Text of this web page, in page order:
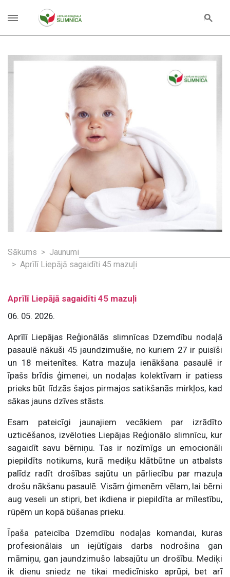
Sākums
Jaunumi
Aprīlī Liepājā sagaidīti 45 mazuļi
Aprīlī Liepājā sagaidīti 45 mazuļi
06. 05. 2026.
Aprīlī Liepājas Reģionālās slimnīcas Dzemdību nodaļā
pasaulē nākuši 45 jaundzimušie, no kuriem 27 ir puisīši
un 18 meitenītes. Katra mazuļa ienākšana pasaulē ir
īpašs brīdis ģimenei, un nodaļas kolektīvam ir patiess
prieks būt līdzās šajos pirmajos satikšanās mirkļos, kad
sākas jauns dzīves stāsts.
Esam pateicīgi jaunajiem vecākiem par izrādīto
uzticēšanos, izvēloties Liepājas Reģionālo slimnīcu, kur
sagaidīt savu bērniņu. Tas ir nozīmīgs un emocionāli
piepildīts notikums, kurā mediķu klātbūtne un atbalsts
palīdz radīt drošības sajūtu un pārliecību par mazuļa
drošu nākšanu pasaulē. Visām ģimenēm vēlam, lai bērni
aug veseli un stipri, bet ikdiena ir piepildīta ar mīlestību,
rūpēm un kopā būšanas prieku.
Īpaša pateicība Dzemdību nodaļas komandai, kuras
profesionālais un iejūtīgais darbs nodrošina gan
māmiņu, gan jaundzimušo labsajūtu un drošību. Mediķi
ik dienu sniedz ne tikai medicīnisko aprūpi, bet arī